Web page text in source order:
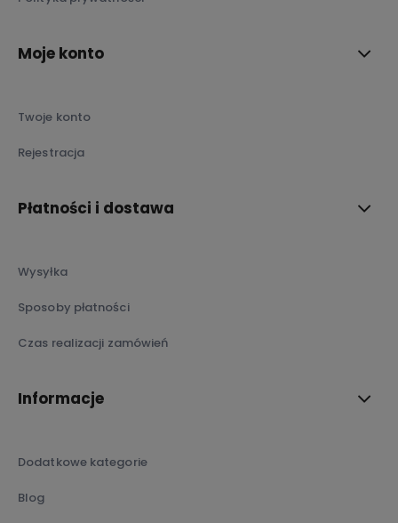
Moje konto
Twoje konto
Rejestracja
Płatności i dostawa
Wysyłka
Sposoby płatności
Czas realizacji zamówień
Informacje
Dodatkowe kategorie
Blog